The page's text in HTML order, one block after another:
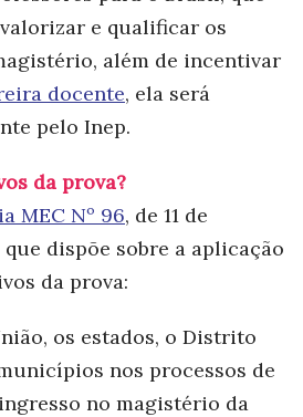
e qualificar os
além de incentivar
docente, ela será
pelo Inep.
da prova?
MEC Nº 96, de 11 de
dispõe sobre a aplicação
da prova:
os estados, o Distrito
nos processos de
no magistério da